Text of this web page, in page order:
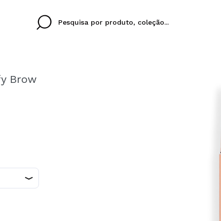
Eu não tenho uma
Ao criar uma conta
rapidamente, verificar
IDIOMA
Brow
que